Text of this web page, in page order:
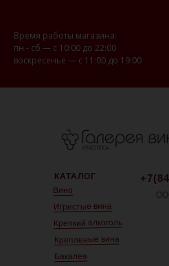
Время работы магазина:
пн - сб — с 10:00 до 22:00
воскресенье — с 11:00 до 19:00
КАТАЛОГ
Вино
Игристые вина
Крепкий алкоголь
Крепленые вина
Бакалея